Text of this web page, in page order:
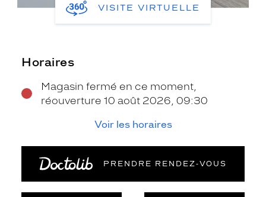
VISITE VIRTUELLE
Horaires
Magasin fermé en ce moment,
réouverture 10 août 2026, 09:30
Voir les horaires
PRENDRE RENDEZ‑VOUS